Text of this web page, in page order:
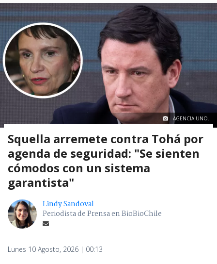
AGENCIA UNO.
Squella arremete contra Tohá por
agenda de seguridad: "Se sienten
cómodos con un sistema
garantista"
Lindy Sandoval
Periodista de Prensa en BioBioChile
Lunes 10 Agosto, 2026 | 00:13